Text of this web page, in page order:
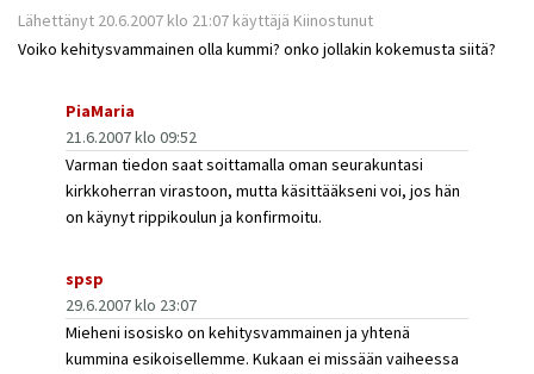
Lähettänyt 20.6.2007 klo 21:07 käyttäjä Kiinostunut
Voiko kehitysvammainen olla kummi? onko jollakin kokemusta siitä?
PiaMaria
21.6.2007 klo 09:52
Varman tiedon saat soittamalla oman seurakuntasi
kirkkoherran virastoon, mutta käsittääkseni voi, jos hän
on käynyt rippikoulun ja konfirmoitu.
spsp
29.6.2007 klo 23:07
Mieheni isosisko on kehitysvammainen ja yhtenä
kummina esikoisellemme. Kukaan ei missään vaiheessa